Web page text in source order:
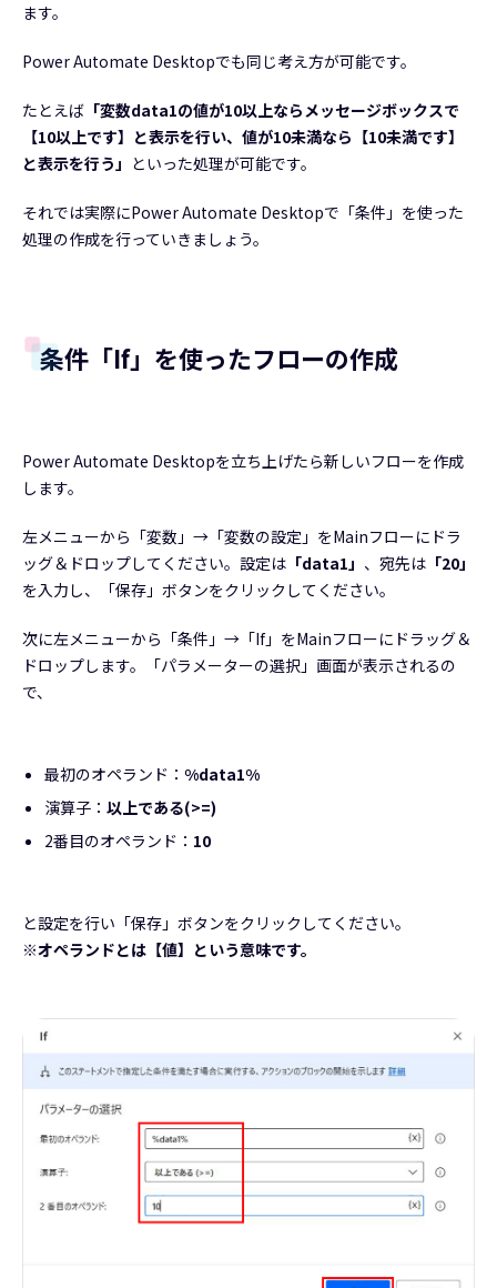
ます。
Power Automate Desktopでも同じ考え方が可能です。
たとえば 「変数data1の値が10以上ならメッセージボックスで
【10以上です】と表示を行い、値が10未満なら【10未満です】
と表示を行う」 といった処理が可能です。
それでは実際にPower Automate Desktopで「条件」を使った
処理の作成を行っていきましょう。
条件「If」を使ったフローの作成
Power Automate Desktopを立ち上げたら新しいフローを作成
します。
左メニューから「変数」→「変数の設定」をMainフローにドラ
ッグ＆ドロップしてください。設定は 「data1」 、宛先は 「20」
を入力し、「保存」ボタンをクリックしてください。
次に左メニューから「条件」→「If」をMainフローにドラッグ＆
ドロップします。「パラメーターの選択」画面が表示されるの
で、
最初のオペランド： %data1%
演算子： 以上である(>=)
2番目のオペランド： 10
と設定を行い「保存」ボタンをクリックしてください。
※オペランドとは【値】という意味です。